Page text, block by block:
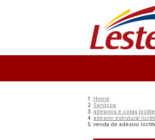
Home
Serviços
adesivos e colas loctite
adesivo estrutural
venda de adesivo